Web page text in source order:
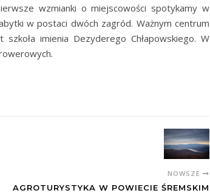
wzmianki o miejscowości spotykamy w
w postaci dwóch zagród. Ważnym centrum
imienia Dezyderego Chłapowskiego. W
NOWSZE
AGROTURYSTYKA W POWIECIE ŚREMSKIM